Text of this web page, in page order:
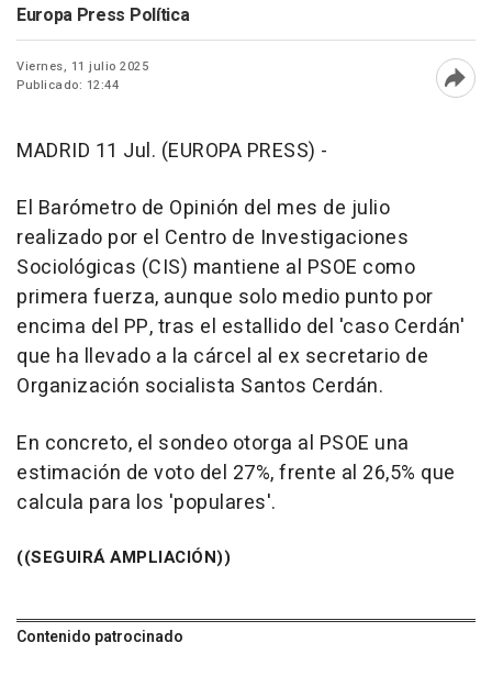
Europa Press Política
Viernes, 11 julio 2025
Publicado: 12:44
MADRID 11 Jul. (EUROPA PRESS) -
El Barómetro de Opinión del mes de julio
realizado por el Centro de Investigaciones
Sociológicas (CIS) mantiene al PSOE como
primera fuerza, aunque solo medio punto por
encima del PP, tras el estallido del 'caso Cerdán'
que ha llevado a la cárcel al ex secretario de
Organización socialista Santos Cerdán.
En concreto, el sondeo otorga al PSOE una
estimación de voto del 27%, frente al 26,5% que
calcula para los 'populares'.
((SEGUIRÁ AMPLIACIÓN))
Contenido patrocinado